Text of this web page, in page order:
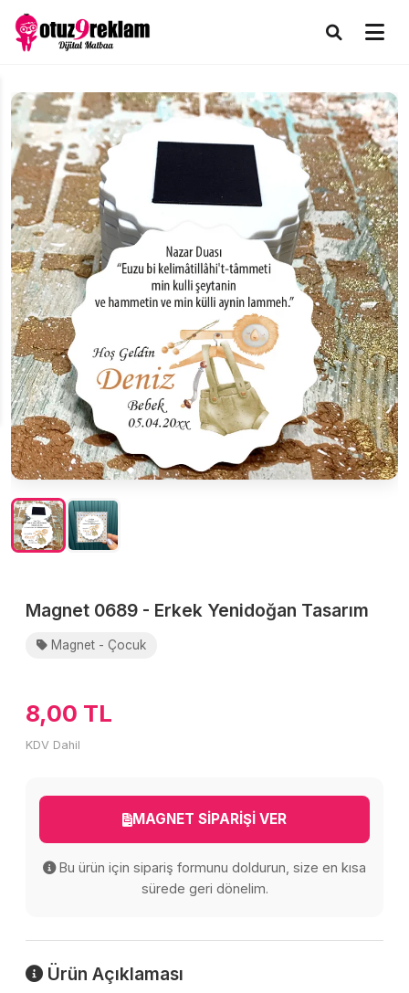
Magnet 0689 - Erkek Yenidoğan Tasarım
Magnet - Çocuk
8,00 TL
KDV Dahil
MAGNET SİPARİŞİ VER
Bu ürün için sipariş formunu doldurun, size en kısa
sürede geri dönelim.
Ürün Açıklaması